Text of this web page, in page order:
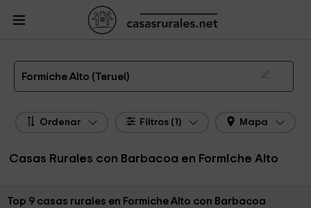
Casas Rurales
Teruel
Casas Rurales Formiche Alto
Casas Rurales con Barbacoa en Formiche Alto
Formiche Alto (Teruel)
Ordenar Filtros (1) Mapa
Casas Rurales con Barbacoa en Formiche Alto
Ordenar por:
Top 9 casas rurales en Formiche Alto con Barbacoa